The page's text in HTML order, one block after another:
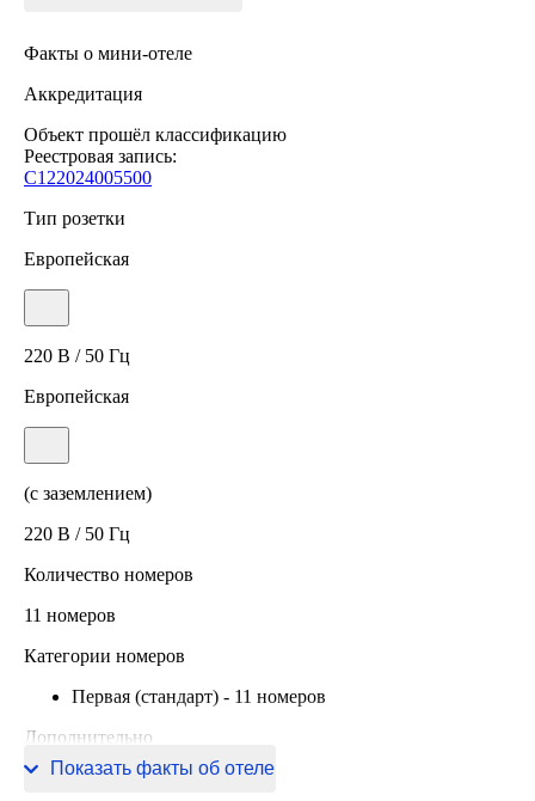
Факты о мини-отеле
Аккредитация
Объект прошёл классификацию
Реестровая запись:
С122024005500
Тип розетки
Европейская
220 В / 50 Гц
Европейская
(с заземлением)
220 В / 50 Гц
Количество номеров
11 номеров
Категории номеров
Первая (стандарт) - 11 номеров
Дополнительно
Информация о сертификации
Показать факты об отеле